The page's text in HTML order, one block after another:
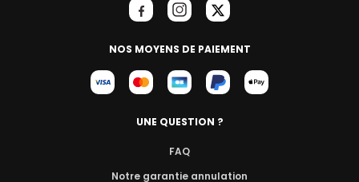
NOS MOYENS DE PAIEMENT
UNE QUESTION ?
FAQ
Notre garantie annulation